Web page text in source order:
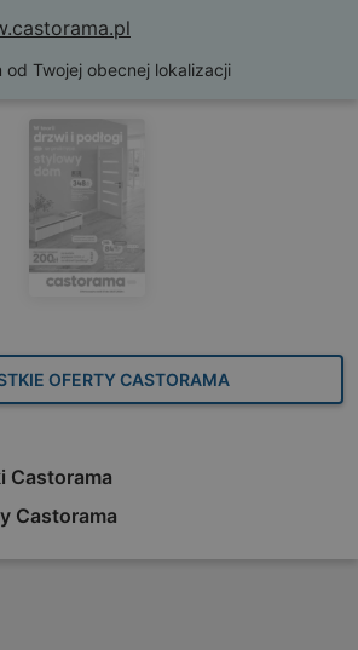
od Twojej obecnej lokalizacji
OFERTY CASTORAMA
Castorama
Castorama